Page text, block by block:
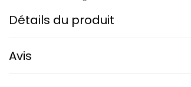
Détails du produit
Avis